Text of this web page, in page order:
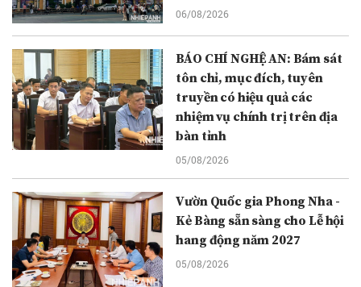
06/08/2026
BÁO CHÍ NGHỆ AN: Bám sát
tôn chỉ, mục đích, tuyên
truyền có hiệu quả các
nhiệm vụ chính trị trên địa
bàn tỉnh
05/08/2026
Vườn Quốc gia Phong Nha -
Kẻ Bàng sẵn sàng cho Lễ hội
hang động năm 2027
05/08/2026